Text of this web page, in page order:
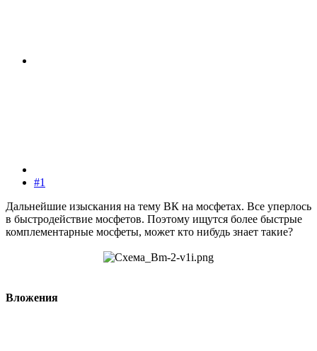
#1
Дальнейшие изыскания на тему ВК на мосфетах. Все уперлось
в быстродействие мосфетов. Поэтому ищутся более быстрые
комплементарные мосфеты, может кто нибудь знает такие?
Вложения